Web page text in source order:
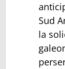
Sud
la